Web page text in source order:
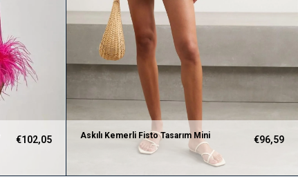
€102,05
Askılı Kemerli Fisto Tasarım Mini
€96,59